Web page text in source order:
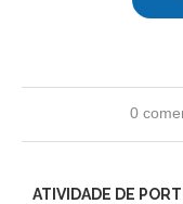
0
ATIVIDADE DE